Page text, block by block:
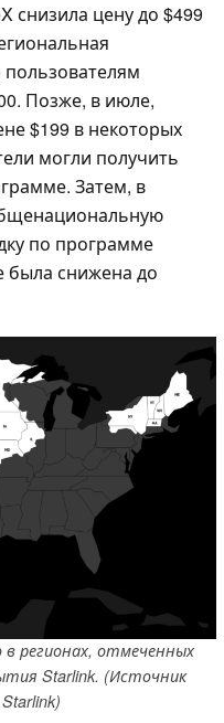
снизила цену до $499
Позже, в июле,
$199 в некоторых
могли получить
Затем, в
по программе
была снижена до
регионах, отмеченных
Starlink. (Источник